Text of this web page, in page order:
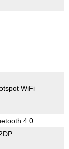
WiFi
4.0